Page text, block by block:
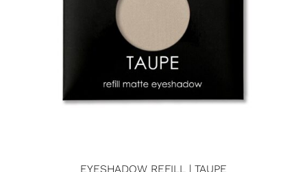
EYESHADOW REFILL | TAUPE